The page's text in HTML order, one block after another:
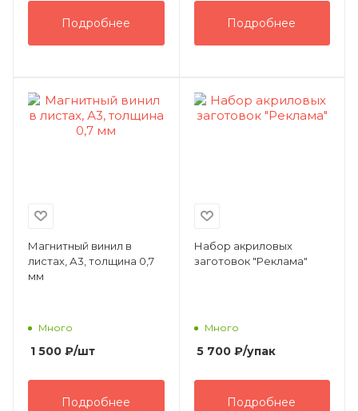
Подробнее Подробнее
Магнитный винил в
листах, А3, толщина 0,7
мм
Много
1 500 ₽/шт
Подробнее
Набор акриловых
заготовок "Реклама"
Много
5 700₽/упак
Подробнее